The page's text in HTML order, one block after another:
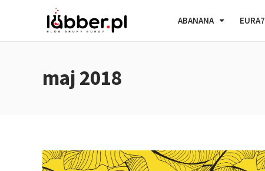
ABANANA EURA7
maj 2018